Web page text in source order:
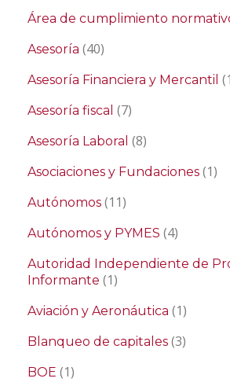
Área de cumplimiento
Asesoría (40)
Asesoría Financiera y Mercantil
Asesoría fiscal (7)
Asesoría Laboral (8)
Asociaciones y Fundaciones (1)
Autónomos (11)
Autónomos y PYMES (4)
Autoridad Independiente de
Informante (1)
Aviación y Aeronáutica (1)
Blanqueo de capitales (3)
BOE (1)